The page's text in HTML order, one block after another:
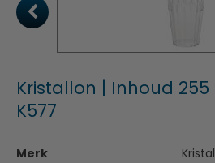
Kristallon | Inhoud 255
K577
Merk